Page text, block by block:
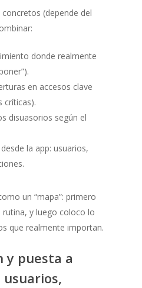
(depende del
donde realmente
en accesos clave
críticas).
disuasorios según el
la app: usuarios,
un “mapa”: primero
y luego coloco lo
que realmente importan.
y puesta a
usuarios,